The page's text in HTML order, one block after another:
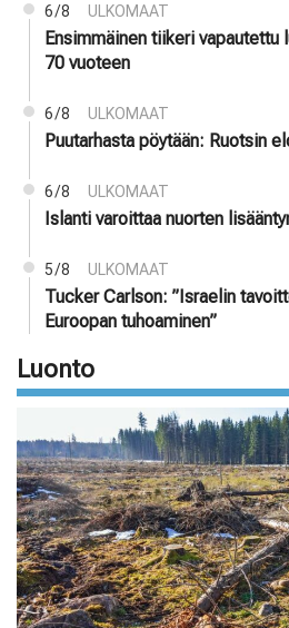
6/8 ULKOMAAT
Ensimmäinen tiikeri vapautettu
70 vuoteen
6/8 ULKOMAAT
Puutarhasta pöytään: Ruotsin
6/8 ULKOMAAT
Islanti varoittaa nuorten
5/8 ULKOMAAT
Tucker Carlson: ”Israelin
Euroopan tuhoaminen”
Luonto